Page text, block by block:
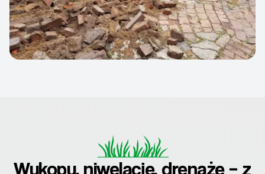
Wykopy, niwelacje, drenaże – z